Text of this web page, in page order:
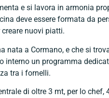
e si lavora in armonia
deve essere formata da
nuovi piatti.
nata a Cormano, e che si
interno un programma
tra i fornelli.
di oltre 3 mt, per lo chef,